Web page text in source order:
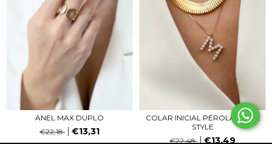
ANEL MAX DUPLO
€22,18
€13,31
COLAR INICIAL PÉROLA SHELL
STYLE
€22,48
€13,49